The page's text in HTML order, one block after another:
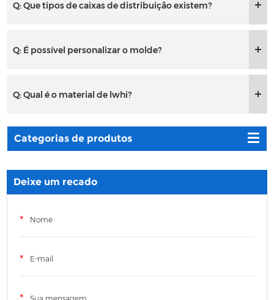
Q: Que tipos de caixas de distribuição existem?
Q: É possível personalizar o molde?
Q: Qual é o material de lwhi?
Categorias de produtos
Deixe um recado